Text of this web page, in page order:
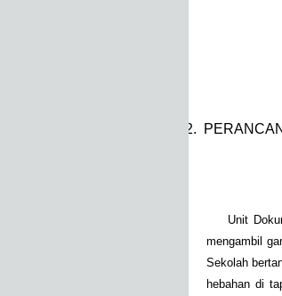
2.
Unit
mengambil
Sekolah
hebahan di